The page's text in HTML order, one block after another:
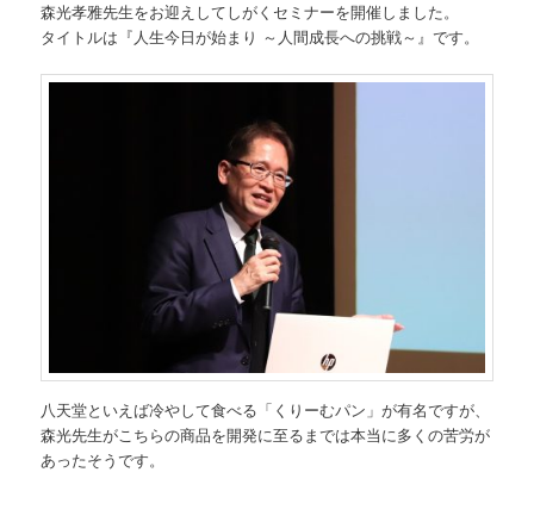
森光孝雅先生をお迎えしてしがくセミナーを開催しました。
タイトルは『人生今日が始まり ～人間成長への挑戦～』です。
八天堂といえば冷やして食べる「くりーむパン」が有名ですが、
森光先生がこちらの商品を開発に至るまでは本当に多くの苦労が
あったそうです。